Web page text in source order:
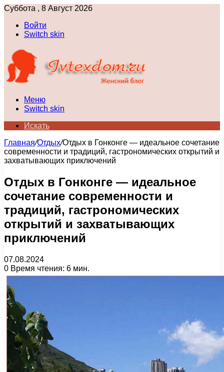
Суббота , 8 Август 2026
Войти
Switch skin
Меню
Switch skin
Искать
Главная/Отдых/Отдых в Гонконге — идеальное сочетание
современности и традиций, гастрономических открытий и
захватывающих приключений
Отдых в Гонконге — идеальное
сочетание современности и
традиций, гастрономических
открытий и захватывающих
приключений
07.08.2024
0 Время чтения: 6 мин.